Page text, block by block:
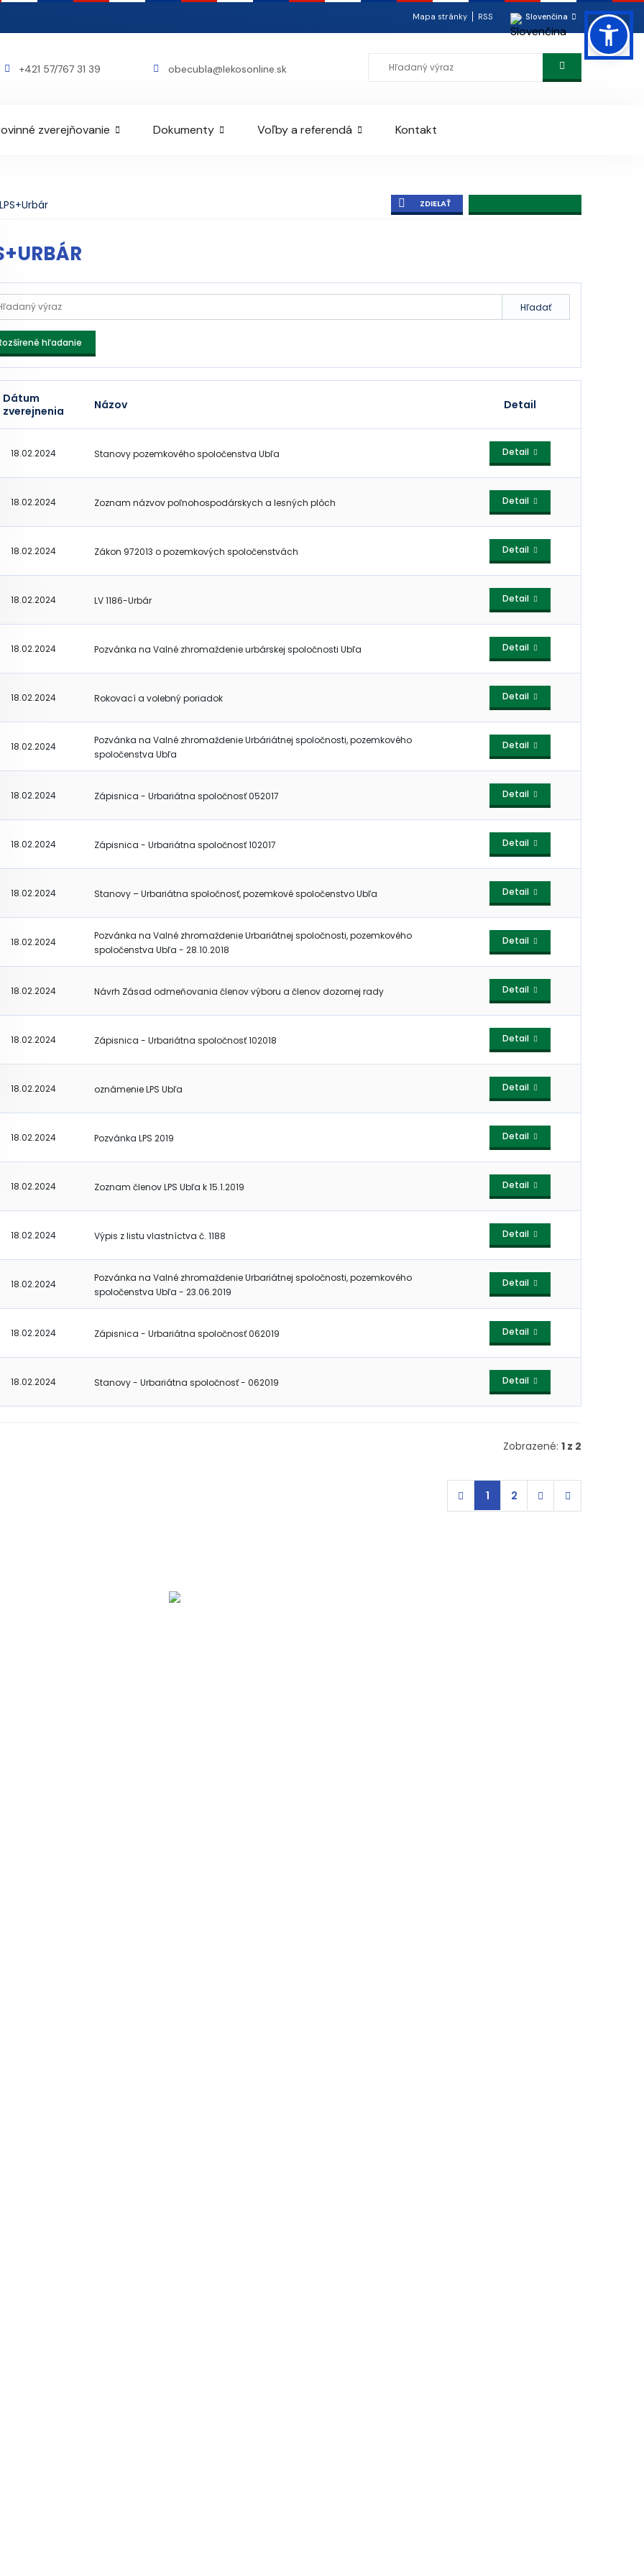
Mapa stránky RSS Slovenčina
+421 57/767 31 39 obecubla@lekosonline.sk
zverejňovanie Dokumenty Voľby a referendá Kontakt
LPS+Urbár ZDIELAŤ
Hľadať
hľadanie
Dátum
zverejnenia
Názov Detail
18.02.2024 Stanovy pozemkového spoločenstva Ubľa Detail
18.02.2024 Zoznam názvov poľnohospodárskych a lesných plôch Detail
18.02.2024 Zákon 972013 o pozemkových spoločenstvách Detail
18.02.2024 LV 1186-Urbár Detail
18.02.2024 Pozvánka na Valné zhromaždenie urbárskej spoločnosti Ubľa Detail
18.02.2024 Rokovací a volebný poriadok Detail
18.02.2024
Pozvánka na Valné zhromaždenie Urbáriátnej spoločnosti, pozemkového
spoločenstva Ubľa
Detail
18.02.2024 Zápisnica - Urbariátna spoločnosť 052017 Detail
18.02.2024 Zápisnica - Urbariátna spoločnosť 102017 Detail
18.02.2024 Stanovy – Urbariátna spoločnosť, pozemkové spoločenstvo Ubľa Detail
18.02.2024
Pozvánka na Valné zhromaždenie Urbariátnej spoločnosti, pozemkového
spoločenstva Ubľa - 28.10.2018
Detail
18.02.2024 Návrh Zásad odmeňovania členov výboru a členov dozornej rady Detail
18.02.2024 Zápisnica - Urbariátna spoločnosť 102018 Detail
18.02.2024 oznámenie LPS Ubľa Detail
18.02.2024 Pozvánka LPS 2019 Detail
18.02.2024 Zoznam členov LPS Ubľa k 15.1.2019 Detail
18.02.2024 Výpis z listu vlastníctva č. 1188 Detail
18.02.2024
Pozvánka na Valné zhromaždenie Urbariátnej spoločnosti, pozemkového
spoločenstva Ubľa - 23.06.2019
Detail
18.02.2024 Zápisnica - Urbariátna spoločnosť 062019 Detail
18.02.2024 Stanovy - Urbariátna spoločnosť - 062019 Detail
Zobrazené: 1 z 2
1 2